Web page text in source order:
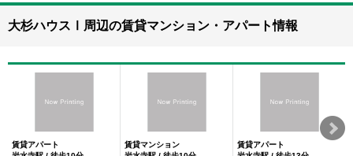
大杉ハウスⅠ周辺の賃貸マンション・アパート情報
賃貸アパート
賃貸マンション
賃貸アパート